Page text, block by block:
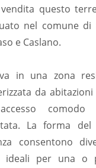
questo
nel comune di
e Caslano.
in una zona
da
comodo
La forma
consentono
ideali per una o